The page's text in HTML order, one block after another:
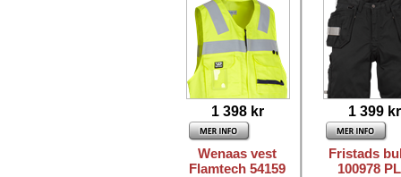
1 398 kr
Wenaas vest
Flamtech 54159
1 399 kr
Fristads
100978